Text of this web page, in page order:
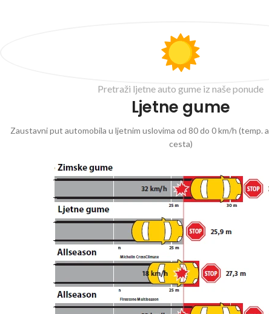
Pretraži ljetne auto gume iz naše ponude
Ljetne gume
Zaustavni put automobila u ljetnim uslovima od 80 do 0 km/h (temp.
cesta)